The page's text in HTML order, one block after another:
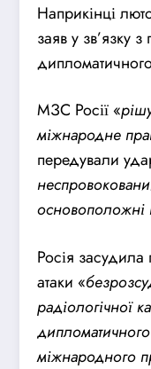
Наприкінці
заяв у зв’язку
МЗС Росії «
міжнародне
передували
Росія засудила
атаки «безроз
радіологічної
міжнародного